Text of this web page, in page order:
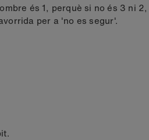
és 1, perquè si no és 3 ni
per a 'no es segur'.